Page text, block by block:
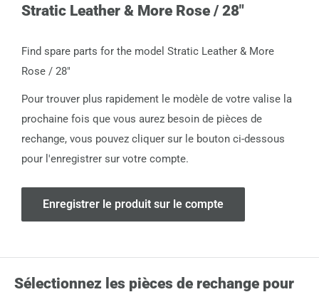
Stratic Leather & More Rose / 28"
Find spare parts for the model Stratic Leather & More
Rose / 28"
Pour trouver plus rapidement le modèle de votre valise la
prochaine fois que vous aurez besoin de pièces de
rechange, vous pouvez cliquer sur le bouton ci-dessous
pour l'enregistrer sur votre compte.
Enregistrer le produit sur le compte
Sélectionnez les pièces de rechange pour